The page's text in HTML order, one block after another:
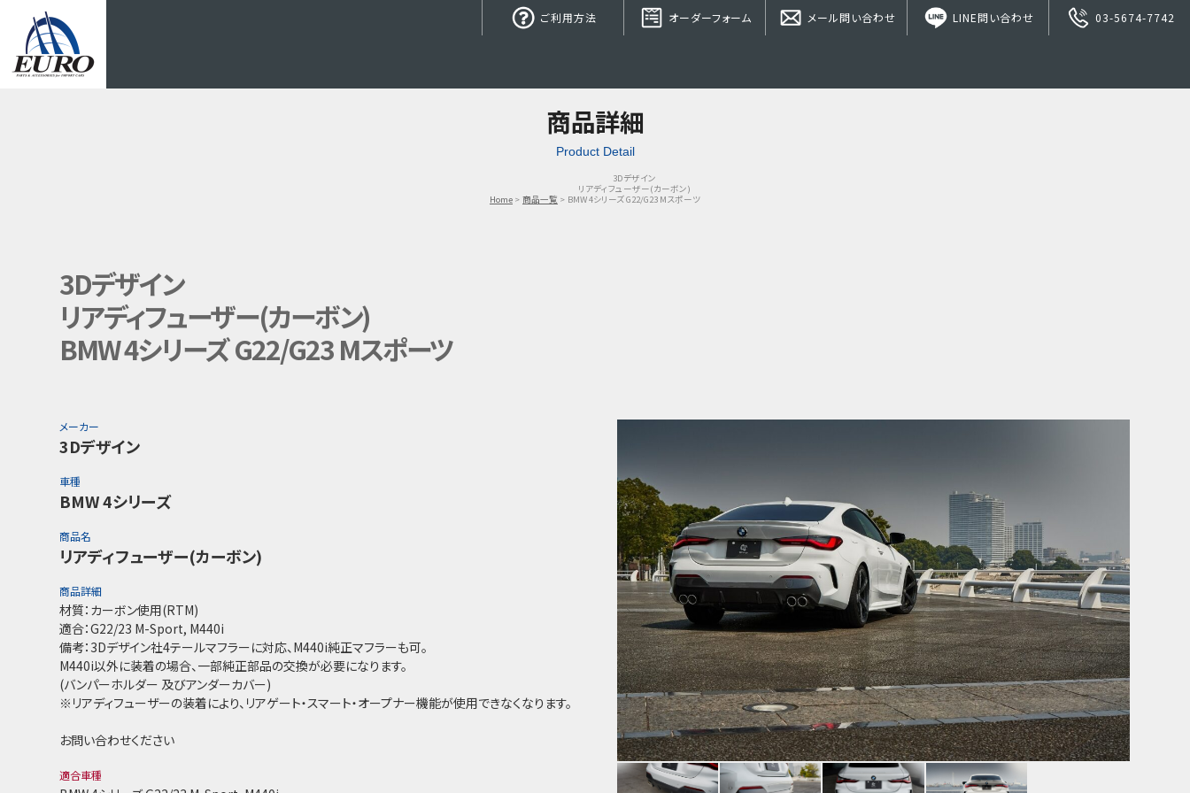
ご利用方法 オーダーフォーム メール問い合わせ LINE問い合わせ 03-5674-7742
商品詳細
Product Detail
Home 商品一覧
3Dデザイン
リアディフューザー(カーボン)
BMW 4シリーズ G22/G23 Mスポーツ
3Dデザイン
リアディフューザー(カーボン)
BMW 4シリーズ G22/G23 Mスポーツ
メーカー
3Dデザイン
車種
BMW 4シリーズ
商品名
リアディフューザー(カーボン)
商品詳細
材質：カーボン使用(RTM)
適合：G22/23 M-Sport, M440i
備考：3Dデザイン社4テールマフラーに対応、M440i純正マフラーも可。
M440i以外に装着の場合、一部純正部品の交換が必要になります。
(バンパーホルダー 及びアンダーカバー)
※リアディフューザーの装着により、リアゲート・スマート・オープナー機能が使用できなくなります。
お問い合わせください
適合車種